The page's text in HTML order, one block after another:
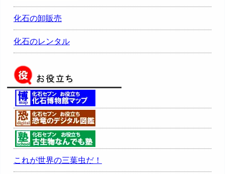
化石の卸販売
化石のレンタル
これが世界の三葉虫だ！